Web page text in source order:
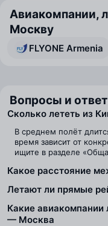
Авиакомпании,
Москву
FLYONE Armenia
Вопросы и
Сколько лететь из
В среднем полёт
время зависит от
ищите в разделе
Какое расстояние
Летают ли прямые
Какие
— Москва